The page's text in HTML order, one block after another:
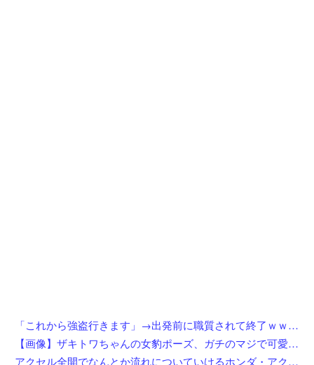
「これから強盗行きます」→出発前に職質されて終了ｗｗｗｗｗｗｗｗ
【画像】ザキトワちゃんの女豹ポーズ、ガチのマジで可愛くてワイらに刺さりまくってしまうw w w w w w w w w w
アクセル全開でなんとか流れについていけるホンダ・アクティの動画が人気に。